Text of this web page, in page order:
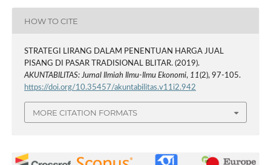
HOW TO CITE
STRATEGI LIRANG DALAM PENENTUAN HARGA JUAL
PISANG DI PASAR TRADISIONAL BLITAR. (2019).
AKUNTABILITAS: Jurnal Ilmiah Ilmu-Ilmu Ekonomi, 11(2), 97-105.
https://doi.org/10.35457/akuntabilitas.v11i2.942
MORE CITATION FORMATS